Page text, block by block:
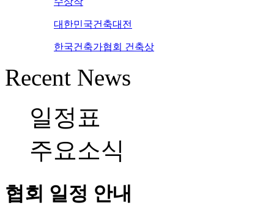
대한민국건축대전
한국건축가협회 건축상
Recent News
일정표
주요소식
협회 일정 안내